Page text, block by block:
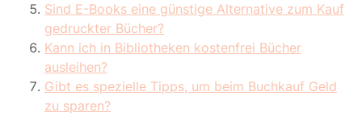
Sind E-Books eine günstige Alternative zum Kauf
gedruckter Bücher?
Kann ich in Bibliotheken kostenfrei Bücher
ausleihen?
Gibt es spezielle Tipps, um beim Buchkauf Geld
zu sparen?